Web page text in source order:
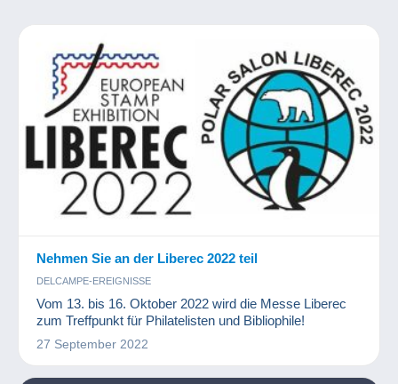
Nehmen Sie an der Liberec 2022 teil
DELCAMPE-EREIGNISSE
Vom 13. bis 16. Oktober 2022 wird die Messe Liberec
zum Treffpunkt für Philatelisten und Bibliophile!
27 September 2022